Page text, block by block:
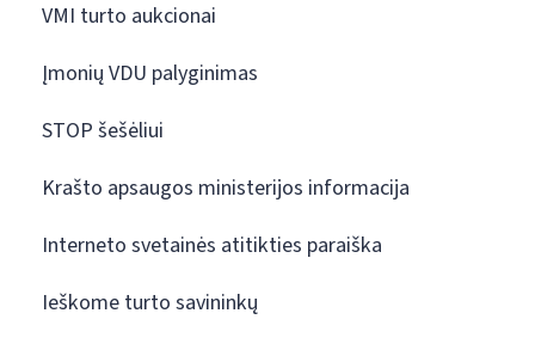
VMI turto aukcionai
Įmonių VDU palyginimas
STOP šešėliui
Krašto apsaugos ministerijos informacija
Interneto svetainės atitikties paraiška
Ieškome turto savininkų